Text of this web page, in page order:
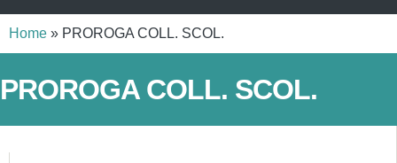
Home » PROROGA COLL. SCOL.
PROROGA COLL. SCOL.